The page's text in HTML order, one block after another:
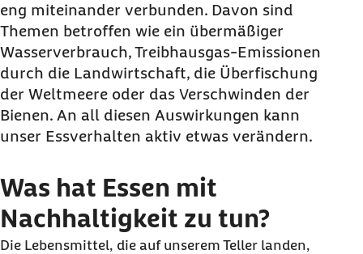
klimaschonend?
eng miteinander verbunden. Davon sind
Themen betroffen wie ein übermäßiger
Wasserverbrauch, Treibhausgas-Emissionen
durch die Landwirtschaft, die Überfischung
der Weltmeere oder das Verschwinden der
Bienen. An all diesen Auswirkungen kann
unser Essverhalten aktiv etwas verändern.
Was hat Essen mit
Nachhaltigkeit zu tun?
Die Lebensmittel, die auf unserem Teller landen,